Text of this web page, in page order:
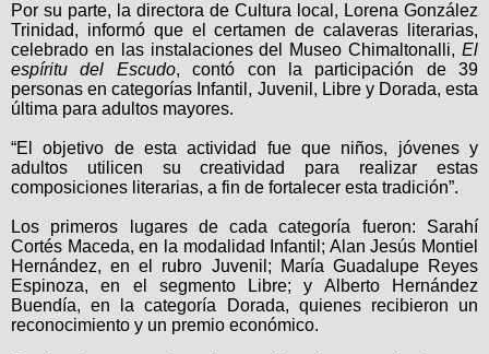
Por su parte, la directora de Cultura local, Lorena González
Trinidad, informó que el certamen de calaveras literarias,
celebrado en las instalaciones del Museo Chimaltonalli, El
espíritu del Escudo, contó con la participación de 39
personas en categorías Infantil, Juvenil, Libre y Dorada, esta
última para adultos mayores.
“El objetivo de esta actividad fue que niños, jóvenes y
adultos utilicen su creatividad para realizar estas
composiciones literarias, a fin de fortalecer esta tradición”.
Los primeros lugares de cada categoría fueron: Sarahí
Cortés Maceda, en la modalidad Infantil; Alan Jesús Montiel
Hernández, en el rubro Juvenil; María Guadalupe Reyes
Espinoza, en el segmento Libre; y Alberto Hernández
Buendía, en la categoría Dorada, quienes recibieron un
reconocimiento y un premio económico.